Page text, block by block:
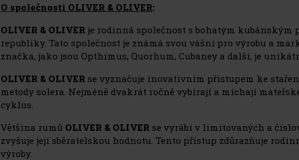
O společnosti OLIVER & OLIVER:
OLIVER & OLIVER je rodinná společnost s bohatým kubánským
republiky. Tato společnost je známá svou vášní pro výrobu a
značka, jako jsou Opthimus, Quorhum, Cubaney a další, je
OLIVER & OLIVER se vyznačuje inovativním přístupem ke
metody solera. Nejméně dvakrát ročně vybírají a míchají
cyklus.
Většina rumů OLIVER & OLIVER se vyrábí v limitovaných a
zvyšuje její sběratelskou hodnotu. Tento přístup zdůrazňuje
výroby.